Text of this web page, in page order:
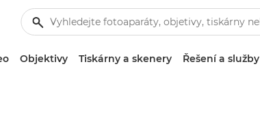
Objektivy Tiskárny a skenery Řešení a služby